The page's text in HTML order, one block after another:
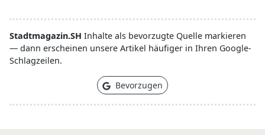
Stadtmagazin.SH Inhalte als bevorzugte Quelle markieren
— dann erscheinen unsere Artikel häufiger in Ihren Google-
Schlagzeilen.
Bevorzugen